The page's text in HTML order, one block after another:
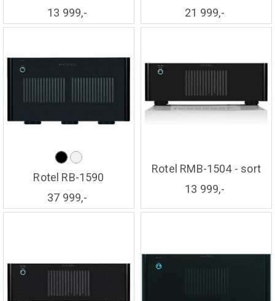
13 999,-
21 999,-
Rotel RB-1590
37 999,-
Rotel RMB-1504 - sort
13 999,-